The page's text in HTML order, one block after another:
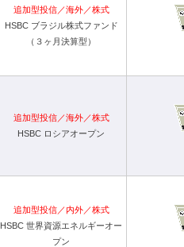
追加型投信／海外／株式
HSBC ブラジル株式ファンド
（３ヶ月決算型）
追加型投信／海外／株式
HSBC ロシアオープン
追加型投信／内外／株式
HSBC 世界資源エネルギーオー
プン